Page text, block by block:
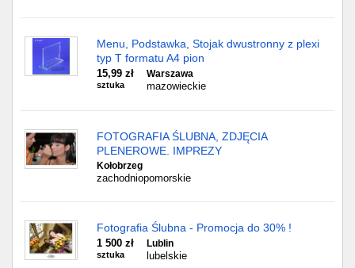
Menu, Podstawka, Stojak dwustronny z plexi
typ T formatu A4 pion
15,99 zł
sztuka
Warszawa
mazowieckie
FOTOGRAFIA ŚLUBNA, ZDJĘCIA
PLENEROWE. IMPREZY
Kołobrzeg
zachodniopomorskie
Fotografia Ślubna - Promocja do 30% !
1 500 zł
sztuka
Lublin
lubelskie